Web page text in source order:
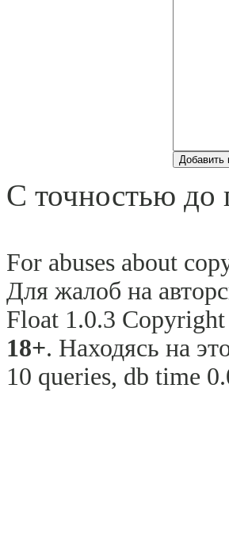
С точностью до
For abuses about
Для жалоб на
Float 1.0.3
18+. Находясь на
10 queries, db time